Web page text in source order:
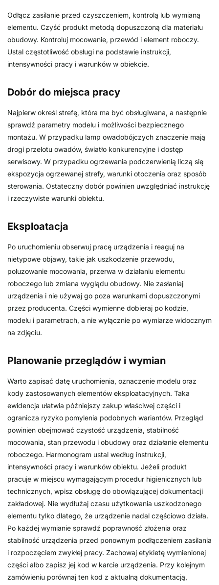
Odłącz zasilanie przed czyszczeniem, kontrolą lub wymianą
elementu. Czyść produkt metodą dopuszczoną dla materiału
obudowy. Kontroluj mocowanie, przewód i element roboczy.
Ustal częstotliwość obsługi na podstawie instrukcji,
intensywności pracy i warunków w obiekcie.
Dobór do miejsca pracy
Najpierw określ strefę, która ma być obsługiwana, a następnie
sprawdź parametry modelu i możliwości bezpiecznego
montażu. W przypadku lamp owadobójczych znaczenie mają
drogi przelotu owadów, światło konkurencyjne i dostęp
serwisowy. W przypadku ogrzewania podczerwienią liczą się
ekspozycja ogrzewanej strefy, warunki otoczenia oraz sposób
sterowania. Ostateczny dobór powinien uwzględniać instrukcję
i rzeczywiste warunki obiektu.
Eksploatacja
Po uruchomieniu obserwuj pracę urządzenia i reaguj na
nietypowe objawy, takie jak uszkodzenie przewodu,
poluzowanie mocowania, przerwa w działaniu elementu
roboczego lub zmiana wyglądu obudowy. Nie zasłaniaj
urządzenia i nie używaj go poza warunkami dopuszczonymi
przez producenta. Części wymienne dobieraj po kodzie,
modelu i parametrach, a nie wyłącznie po wymiarze widocznym
na zdjęciu.
Planowanie przeglądów i wymian
Warto zapisać datę uruchomienia, oznaczenie modelu oraz
kody zastosowanych elementów eksploatacyjnych. Taka
ewidencja ułatwia późniejszy zakup właściwej części i
ogranicza ryzyko pomylenia podobnych wariantów. Przegląd
powinien obejmować czystość urządzenia, stabilność
mocowania, stan przewodu i obudowy oraz działanie elementu
roboczego. Harmonogram ustal według instrukcji,
intensywności pracy i warunków obiektu. Jeżeli produkt
pracuje w miejscu wymagającym procedur higienicznych lub
technicznych, wpisz obsługę do obowiązującej dokumentacji
zakładowej. Nie wydłużaj czasu użytkowania uszkodzonego
elementu tylko dlatego, że urządzenie nadal częściowo działa.
Po każdej wymianie sprawdź poprawność złożenia oraz
stabilność urządzenia przed ponownym podłączeniem zasilania
i rozpoczęciem zwykłej pracy. Zachowaj etykietę wymienionej
części albo zapisz jej kod w karcie urządzenia. Przy kolejnym
zamówieniu porównaj ten kod z aktualną dokumentacją,